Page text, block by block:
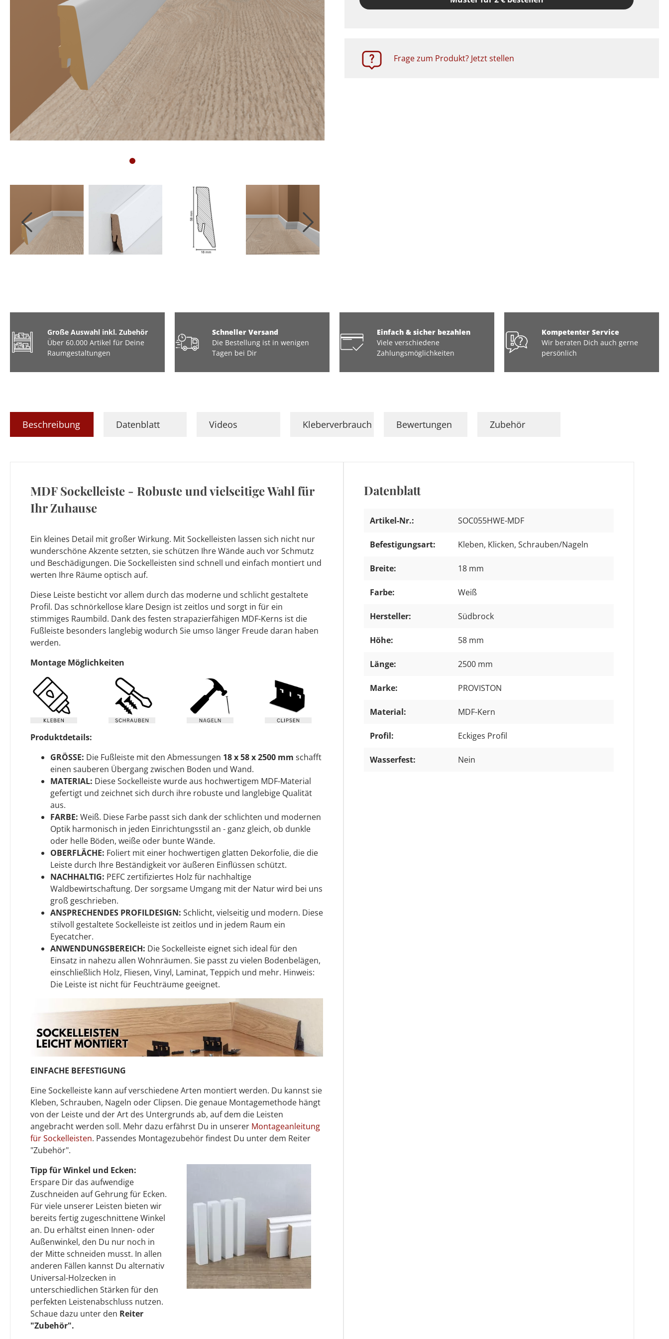
Montageanleitung für
Montageanleitung für
3D Wandpaneele
Vliestapete tapezieren
Frage zum Produkt? Jetzt stellen
Große Auswahl inkl. Zubehör
Über 60.000 Artikel für Deine
Raumgestaltungen
Schneller Versand
Die Bestellung ist in wenigen
Tagen bei Dir
Einfach & sicher bezahlen
Viele verschiedene
Zahlungsmöglichkeiten
Kompetenter Service
Wir beraten Dich auch gerne
persönlich
Beschreibung Datenblatt Videos Kleberverbrauch Bewertungen Zubehör
MDF Sockelleiste - Robuste und vielseitige Wahl für
Ihr Zuhause
Ein kleines Detail mit großer Wirkung. Mit Sockelleisten lassen sich nicht nur
wunderschöne Akzente setzten, sie schützen Ihre Wände auch vor Schmutz
und Beschädigungen. Die Sockelleisten sind schnell und einfach montiert und
werten Ihre Räume optisch auf.
Diese Leiste besticht vor allem durch das moderne und schlicht gestaltete
Profil. Das schnörkellose klare Design ist zeitlos und sorgt in für ein
stimmiges Raumbild. Dank des festen strapazierfähigen MDF-Kerns ist die
Fußleiste besonders langlebig wodurch Sie umso länger Freude daran haben
werden.
Montage Möglichkeiten
Produktdetails:
GRÖSSE: Die Fußleiste mit den Abmessungen 18 x 58 x 2500 mm schafft
einen sauberen Übergang zwischen Boden und Wand.
MATERIAL: Diese Sockelleiste wurde aus hochwertigem MDF-Material
gefertigt und zeichnet sich durch ihre robuste und langlebige Qualität
aus.
FARBE: Weiß. Diese Farbe passt sich dank der schlichten und modernen
Optik harmonisch in jeden Einrichtungsstil an - ganz gleich, ob dunkle
oder helle Böden, weiße oder bunte Wände.
OBERFLÄCHE: Foliert mit einer hochwertigen glatten Dekorfolie, die die
Leiste durch Ihre Beständigkeit vor äußeren Einflüssen schützt.
NACHHALTIG: PEFC zertifiziertes Holz für nachhaltige
Waldbewirtschaftung. Der sorgsame Umgang mit der Natur wird bei uns
groß geschrieben.
ANSPRECHENDES PROFILDESIGN: Schlicht, vielseitig und modern. Diese
stilvoll gestaltete Sockelleiste ist zeitlos und in jedem Raum ein
Eyecatcher.
ANWENDUNGSBEREICH: Die Sockelleiste eignet sich ideal für den
Einsatz in nahezu allen Wohnräumen. Sie passt zu vielen Bodenbelägen,
einschließlich Holz, Fliesen, Vinyl, Laminat, Teppich und mehr. Hinweis:
Die Leiste ist nicht für Feuchträume geeignet.
EINFACHE BEFESTIGUNG
Eine Sockelleiste kann auf verschiedene Arten montiert werden. Du kannst sie
Kleben, Schrauben, Nageln oder Clipsen. Die genaue Montagemethode hängt
von der Leiste und der Art des Untergrunds ab, auf dem die Leisten
angebracht werden soll. Mehr dazu erfährst Du in unserer Montageanleitung
für Sockelleisten. Passendes Montagezubehör findest Du unter dem Reiter
"Zubehör".
Tipp für Winkel und Ecken:
Erspare Dir das aufwendige
Zuschneiden auf Gehrung für Ecken.
Für viele unserer Leisten bieten wir
bereits fertig zugeschnittene Winkel
an. Du erhältst einen Innen- oder
Außenwinkel, den Du nur noch in
der Mitte schneiden musst. In allen
anderen Fällen kannst Du alternativ
Universal-Holzecken in
unterschiedlichen Stärken für den
perfekten Leistenabschluss nutzen.
Schaue dazu unter den Reiter
"Zubehör".
Datenblatt
Artikel-Nr.: SOC055HWE-MDF
Befestigungsart: Kleben, Klicken, Schrauben/Nageln
Breite: 18 mm
Farbe: Weiß
Hersteller: Südbrock
Höhe: 58 mm
Länge: 2500 mm
Marke: PROVISTON
Material: MDF-Kern
Profil: Eckiges Profil
Wasserfest: Nein